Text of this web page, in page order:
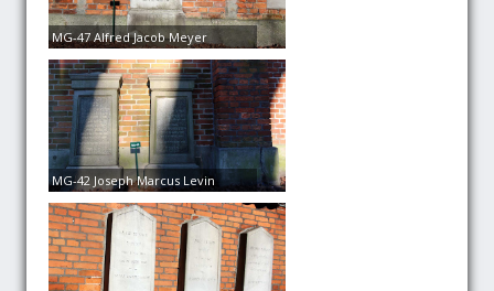
MG-47 Alfred Jacob Meyer
MG-42 Joseph Marcus Levin